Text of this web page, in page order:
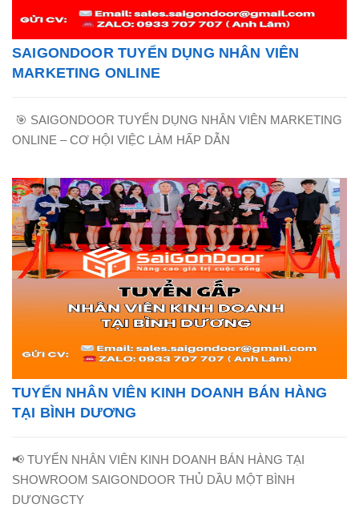
SAIGONDOOR TUYỂN DỤNG NHÂN VIÊN
MARKETING ONLINE
🎯 SAIGONDOOR TUYỂN DỤNG NHÂN VIÊN MARKETING
ONLINE – CƠ HỘI VIỆC LÀM HẤP DẪN
TUYỂN NHÂN VIÊN KINH DOANH BÁN HÀNG
TẠI BÌNH DƯƠNG
📢 TUYỂN NHÂN VIÊN KINH DOANH BÁN HÀNG TẠI
SHOWROOM SAIGONDOOR THỦ DẦU MỘT BÌNH
DƯƠNGCTY